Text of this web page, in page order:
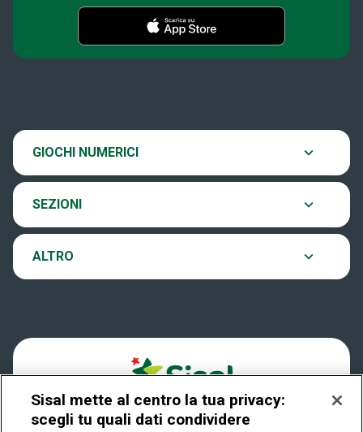
GIOCHI NUMERICI
SuperEnalotto
EuroJackpot
VinciCasa
Play Your Date
SEZIONI
News
Verifica vincite
Come si gioca
Dove si gioca
Quanto si vince
Come riscuotere
ALTRO
Contatti
Notifiche
Privacy
Sisal mette al centro la tua privacy:
scegli tu quali dati condividere